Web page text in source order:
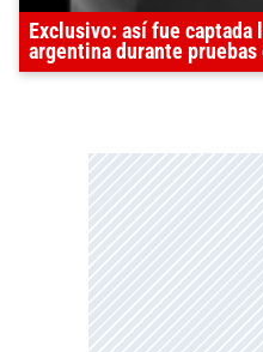
Exclusivo: así fue captada
argentina durante pruebas